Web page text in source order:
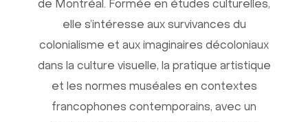
de Montréal. Formée en études culturelles,
elle s’intéresse aux survivances du
colonialisme et aux imaginaires décoloniaux
dans la culture visuelle, la pratique artistique
et les normes muséales en contextes
francophones contemporains, avec un